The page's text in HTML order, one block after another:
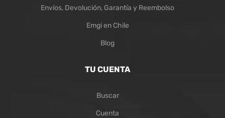
Envíos, Devolución, Garantía y Reembolso
Emgi en Chile
Blog
TU CUENTA
Buscar
Cuenta